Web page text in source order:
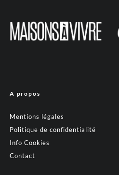
A propos
Mentions légales
Politique de confidentialité
Info Cookies
Contact